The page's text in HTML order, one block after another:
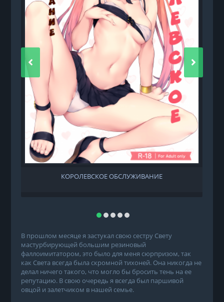
КОРОЛЕВСКОЕ ОБСЛУЖИВАНИЕ
В прошлом месяце я застукал свою сестру Свету
мастурбирующей большим резиновый
фаллоимитатором, это было для меня сюрпризом, так
как Света всегда была скромной тихоней. Она никогда не
делал ничего такого, что могло бы бросить тень на ее
репутацию. В свою очередь я всегда был паршивой
овцой и залетчиком в нашей семье.